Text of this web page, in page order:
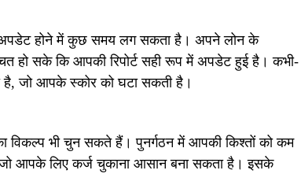
अपडेट होने में कुछ समय लग सकता है। अपने लोन के
हो सके कि आपकी रिपोर्ट सही रूप में अपडेट हुई है। कभी-
है, जो आपके स्कोर को घटा सकती है।
विकल्प भी चुन सकते हैं। पुनर्गठन में आपकी किश्तों को कम
आपके लिए कर्ज चुकाना आसान बना सकता है। इसके